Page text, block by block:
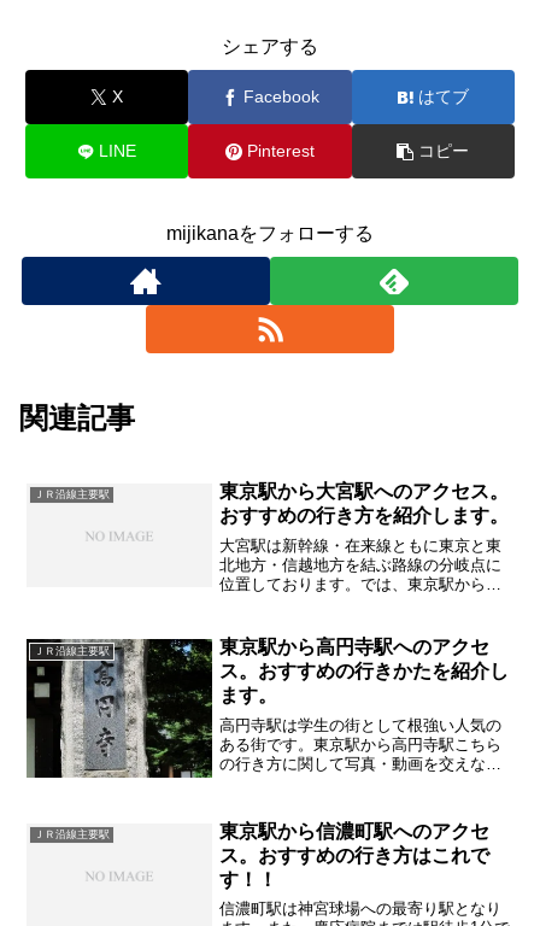
シェアする
X Facebook はてブ
LINE Pinterest コピー
mijikanaをフォローする
関連記事
ＪＲ沿線主要駅
東京駅から大宮駅へのアクセス。
おすすめの行き方を紹介します。
大宮駅は新幹線・在来線ともに東京と東
北地方・信越地方を結ぶ路線の分岐点に
位置しております。では、東京駅からは
ＪＲ沿線主要駅
東京駅から高円寺駅へのアクセ
ス。おすすめの行きかたを紹介し
ます。
高円寺駅は学生の街として根強い人気の
ある街です。東京駅から高円寺駅こちら
の行き方に関して写真・動画を交えなが
ＪＲ沿線主要駅
東京駅から信濃町駅へのアクセ
ス。おすすめの行き方はこれで
す！！
信濃町駅は神宮球場への最寄り駅となり